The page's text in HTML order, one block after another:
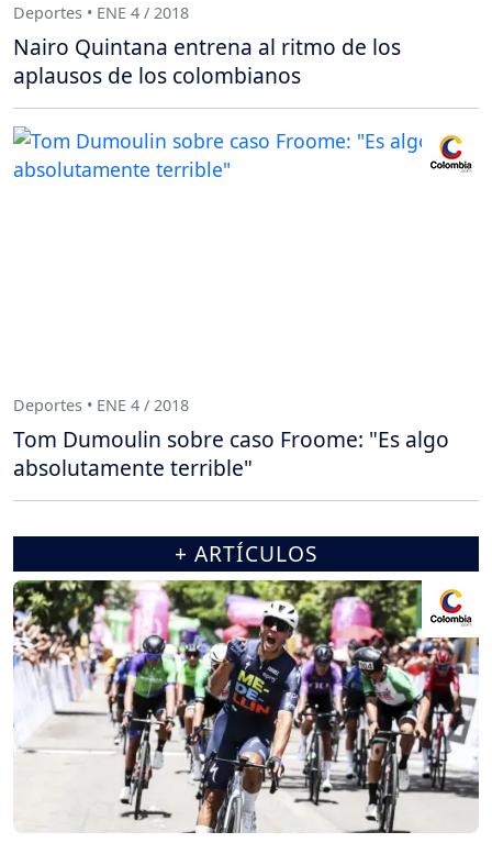
Deportes • ENE 4 / 2018
Nairo Quintana entrena al ritmo de los
aplausos de los colombianos
Deportes • ENE 4 / 2018
Tom Dumoulin sobre caso Froome: "Es algo
absolutamente terrible"
+ ARTÍCULOS